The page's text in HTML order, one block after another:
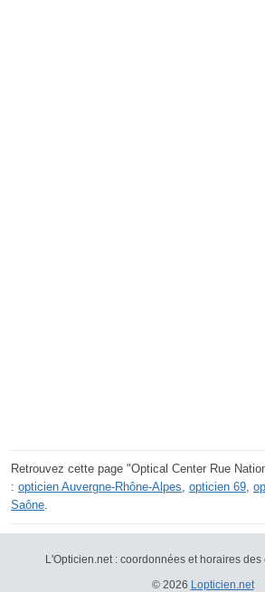
Retrouvez cette page "Optical Center Rue
: opticien Auvergne-Rhône-Alpes, opticien 69,
Saône.
L'Opticien.net : coordonnées et horaires
© 2026 Lopticien.net